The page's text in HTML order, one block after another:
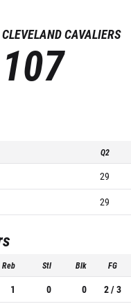
CLEVELAND CAVALIERS
107
Q2
29
29
Reb Stl Blk FG
1 0 0 2 / 3